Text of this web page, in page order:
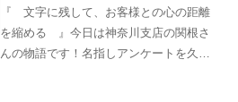
『 文字に残して、お客様との心の距離
を縮める 』今日は神奈川支店の関根さ
んの物語です！名指しアンケートを久し